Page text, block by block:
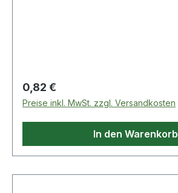
Regulärer Preis:
0,82 €
Preise inkl. MwSt. zzgl. Versandkosten
In den Warenkorb